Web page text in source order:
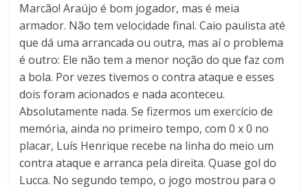
Marcão! Araújo é bom jogador, mas é meia
armador. Não tem velocidade final. Caio paulista até
que dá uma arrancada ou outra, mas aí o problema
é outro: Ele não tem a menor noção do que faz com
a bola. Por vezes tivemos o contra ataque e esses
dois foram acionados e nada aconteceu.
Absolutamente nada. Se fizermos um exercício de
memória, ainda no primeiro tempo, com 0 x 0 no
placar, Luís Henrique recebe na linha do meio um
contra ataque e arranca pela direita. Quase gol do
Lucca. No segundo tempo, o jogo mostrou para o